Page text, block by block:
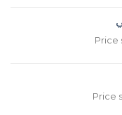
Price
Price